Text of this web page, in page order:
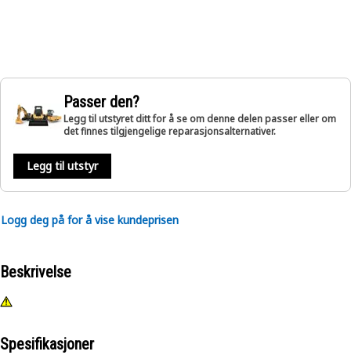
Passer den?
Legg til utstyret ditt for å se om denne delen passer eller om
det finnes tilgjengelige reparasjonsalternativer.
Legg til utstyr
Logg deg på for å vise kundeprisen
Beskrivelse
Spesifikasjoner